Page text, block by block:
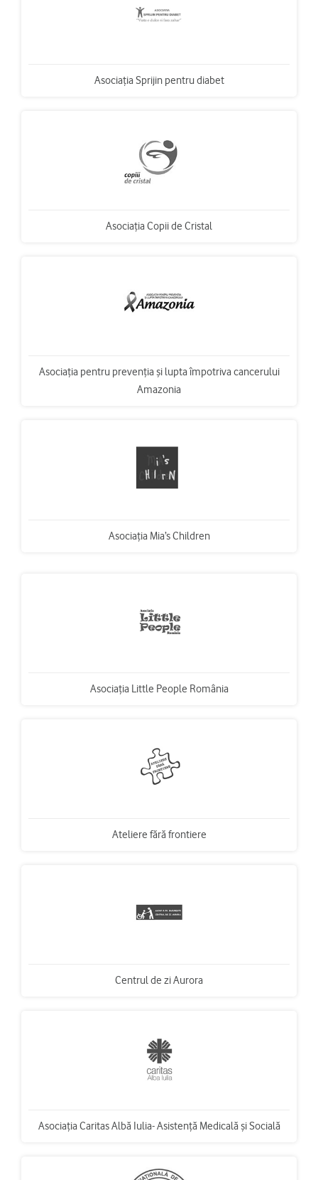
Asociaţia Sprijin pentru diabet
Asociația Copii de Cristal
Asociația pentru prevenția și lupta împotriva cancerului
Amazonia
Asociaţia Mia’s Children
Asociaţia Little People România
Ateliere fără frontiere
Centrul de zi Aurora
Asociaţia Caritas Albă Iulia- Asistenţă Medicală şi Socială